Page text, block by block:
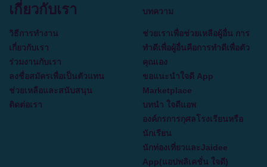
เกี่ยวกับเรา
วิธีการทำงาน
เกี่ยวกับเรา
ร่วมงานกับเรา
ลงชื่อสมัครเพื่อเป็นตัวแทน
ช่วยเหลือและสนับสนุน
ติดต่อเรา
บทความ
ช่วยเราเพื่อช่วยเหลือผู้อื่น การ
ทำดีเพื่อผู้อื่นคือการทำดีเพื่อตัว
คุณเอง
ขอแนะนำใจดี App
Marketplace
บทนำ ใจดีแอพ
องค์กรการกุศลโรงเรียนหรือ
นักเรียน
นักท่องเที่ยวและJaidee
App(แอปพลิเคชั่น ใจดี)